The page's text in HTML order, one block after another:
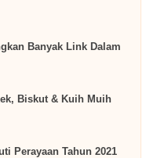
Banyak Link Dalam
Biskut & Kuih Muih
Perayaan Tahun 2021